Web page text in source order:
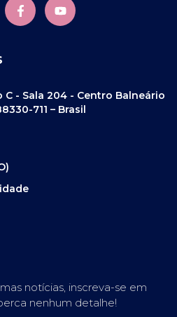
C - Sala 204 - Centro Balneário
711 – Brasil
notícias, inscreva-se em
nenhum detalhe!